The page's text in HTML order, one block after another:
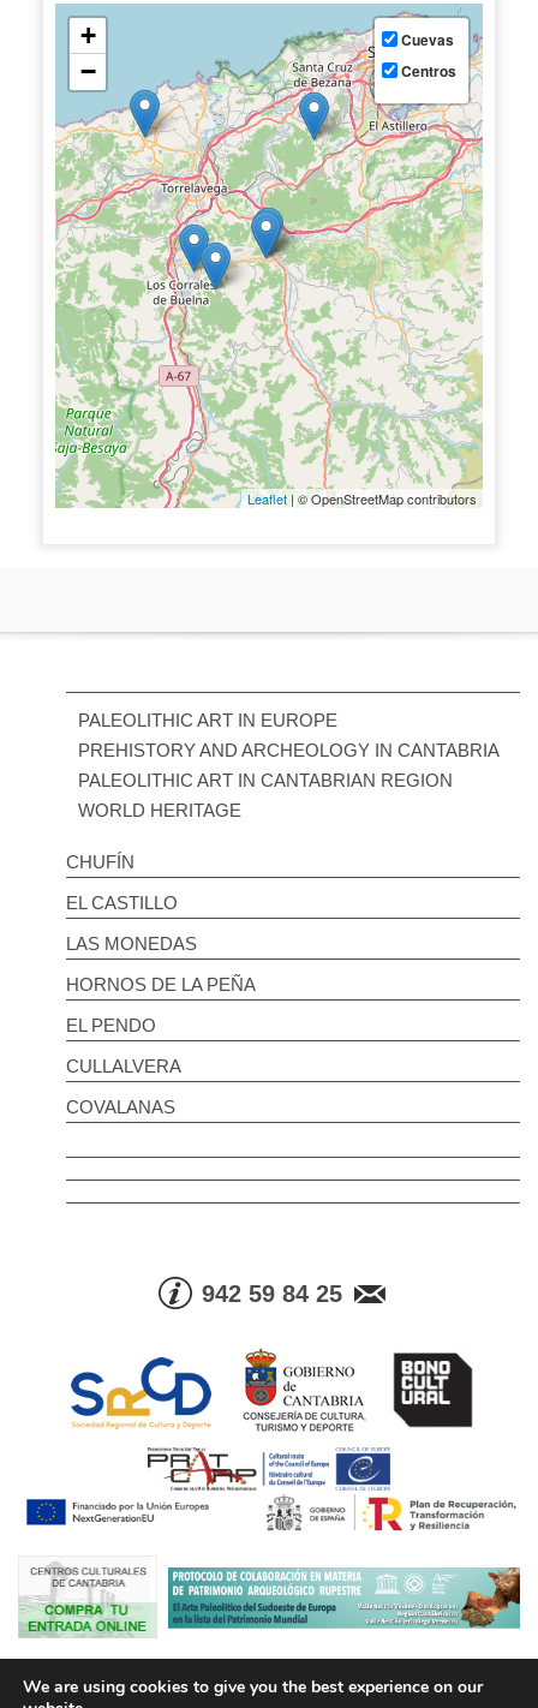
+
−
Cuevas
Centros
Leaflet | © OpenStreetMap contributors
PALEOLITHIC ART IN EUROPE
PREHISTORY AND ARCHEOLOGY IN CANTABRIA
PALEOLITHIC ART IN CANTABRIAN REGION
WORLD HERITAGE
CHUFÍN
EL CASTILLO
LAS MONEDAS
HORNOS DE LA PEÑA
EL PENDO
CULLALVERA
COVALANAS
942 59 84 25
Tel. Info. +34 942 59 84 25 | Fax +34 942 59 83 05
We are using cookies to give you the best experience on our